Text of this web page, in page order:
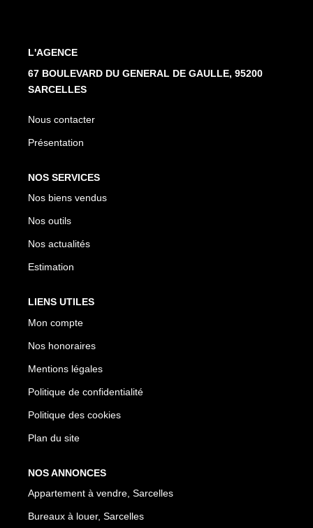
L'AGENCE
67 BOULEVARD DU GENERAL DE GAULLE, 95200
SARCELLES
Nous contacter
Présentation
NOS SERVICES
Nos biens vendus
Nos outils
Nos actualités
Estimation
LIENS UTILES
Mon compte
Nos honoraires
Mentions légales
Politique de confidentialité
Politique des cookies
Plan du site
NOS ANNONCES
Appartement à vendre, Sarcelles
Bureaux à louer, Sarcelles